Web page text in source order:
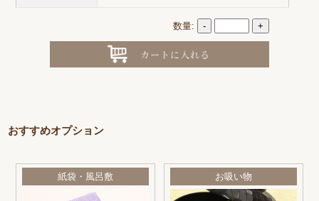
数量: - +
おすすめオプション
紙袋・風呂敷 お吸い物